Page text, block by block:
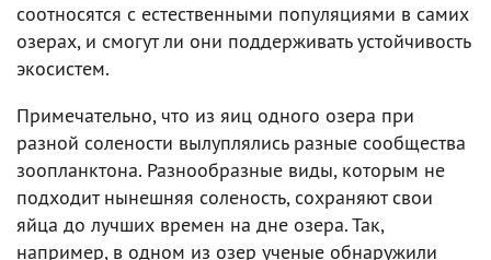
соотносятся с естественными популяциями в самих
озерах, и смогут ли они поддерживать устойчивость
экосистем.
Примечательно, что из яиц одного озера при
разной солености вылуплялись разные сообщества
зоопланктона. Разнообразные виды, которым не
подходит нынешняя соленость, сохраняют свои
яйца до лучших времен на дне озера. Так,
например, в одном из озер ученые обнаружили